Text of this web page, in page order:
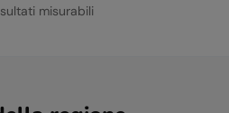
misurabili